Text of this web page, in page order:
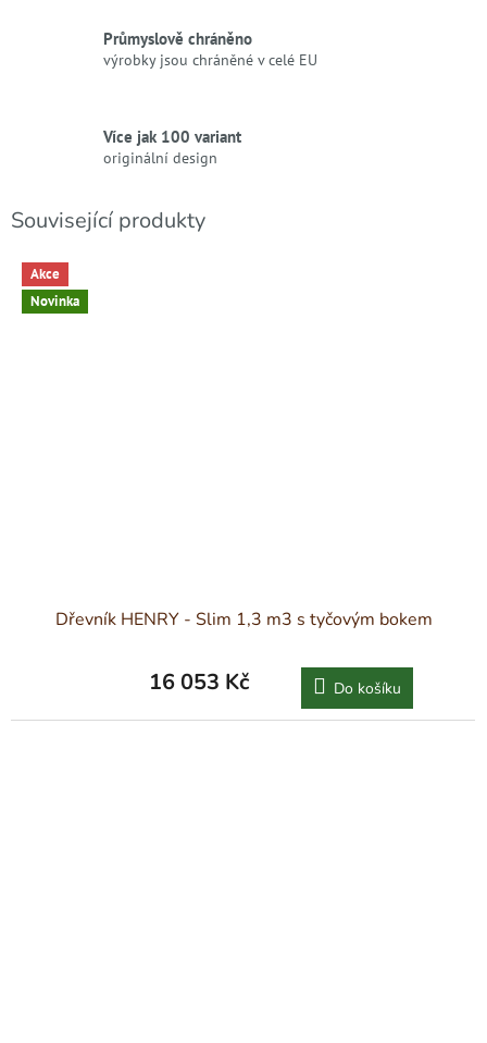
Průmyslově chráněno
výrobky jsou chráněné v celé EU
Více jak 100 variant
originální design
Související produkty
Akce
Novinka
Dřevník HENRY - Slim 1,3 m3 s tyčovým bokem
16 053 Kč Do košíku